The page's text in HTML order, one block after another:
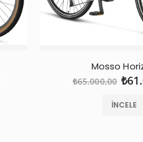
Mosso
₺65.000,00
İNCELE